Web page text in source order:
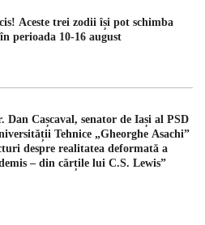
Aceste trei zodii își pot schimba
perioada 10-16 august
Dan Cașcaval, senator de Iași al PSD
Tehnice „Gheorghe Asachi”
despre realitatea deformată a
– din cărțile lui C.S. Lewis”